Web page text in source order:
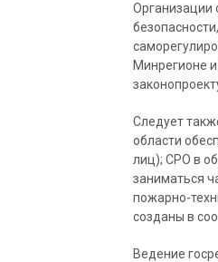
Организации
Минрегионе
Следует
области
лиц); СРО в
заниматься
пожарно-
созданы в
Ведение